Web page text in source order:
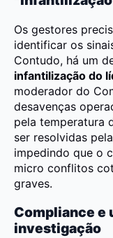
Os gestores
identificar os
Contudo, há um
infantilização do
moderador do
desavenças
pela temperatura
ser resolvidas
impedindo que o
micro conflitos
graves.
Compliance e
investigação